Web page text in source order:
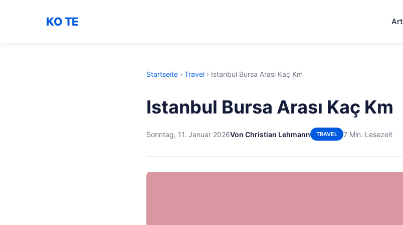
KO TE Art
Startseite › Travel › Istanbul Bursa Arası Kaç Km
Istanbul Bursa Arası Kaç Km
Sonntag, 11. Januar 2026Von Christian Lehmann TRAVEL 7 Min. Lesezeit